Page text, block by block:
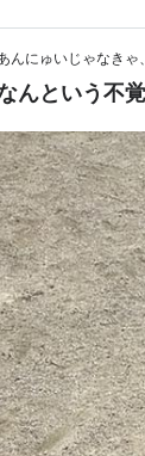
んにゅいじゃなきゃ
んという不